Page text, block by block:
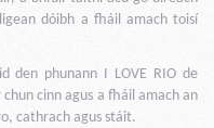
dóibh a fháil amach toisí
den phunann I LOVE RIO de
cinn agus a fháil amach an
cathrach agus stáit.